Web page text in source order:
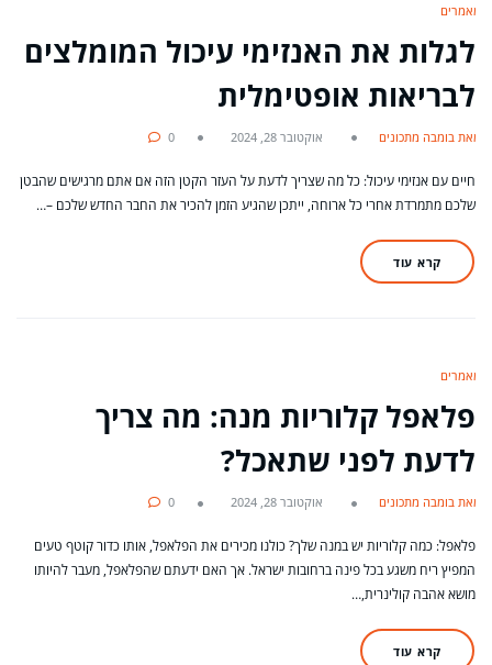
מאמרים
לגלות את האנזימי עיכול המומלצים
לבריאות אופטימלית
מאת בומבה מתכונים אוקטובר 28, 2024 0
חיים עם אנזימי עיכול: כל מה שצריך לדעת על העזר הקטן הזה אם אתם מרגישים שהבטן
שלכם מתמרדת אחרי כל ארוחה, ייתכן שהגיע הזמן להכיר את החבר החדש שלכם –…
קרא עוד
מאמרים
פלאפל קלוריות מנה: מה צריך
לדעת לפני שתאכל?
מאת בומבה מתכונים אוקטובר 28, 2024 0
פלאפל: כמה קלוריות יש במנה שלך? כולנו מכירים את הפלאפל, אותו כדור קוטף טעים
המפיץ ריח משגע בכל פינה ברחובות ישראל. אך האם ידעתם שהפלאפל, מעבר להיותו
מושא אהבה קולינרית,…
קרא עוד